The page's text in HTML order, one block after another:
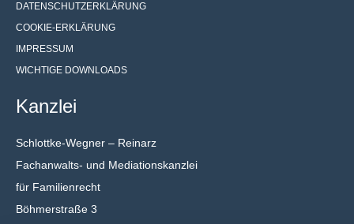
DATENSCHUTZERKLÄRUNG
COOKIE-ERKLÄRUNG
IMPRESSUM
WICHTIGE DOWNLOADS
Kanzlei
Schlottke-Wegner – Reinarz
Fachanwalts- und Mediationskanzlei
für Familienrecht
Böhmerstraße 3